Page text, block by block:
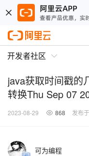
开发者社区
java获取时间戳的
转换Thu Sep 07
2023-08-29 868 发布
可为编程